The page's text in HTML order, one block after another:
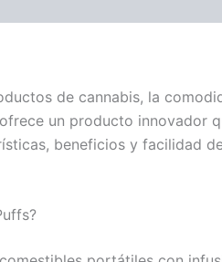
de cannabis, la
un producto innovador
beneficios y facilidad